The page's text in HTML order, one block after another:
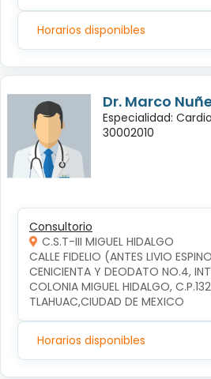
Horarios disponibles
Dr. Marco
Especialidad:
30002010
Consultorio
C.S.T-III MIGUEL HIDALGO
CALLE FIDELIO (ANTES LIVIO
CENICIENTA Y DEODATO NO.4,
COLONIA MIGUEL HIDALGO,
TLAHUAC,CIUDAD DE MEXICO
Horarios disponibles